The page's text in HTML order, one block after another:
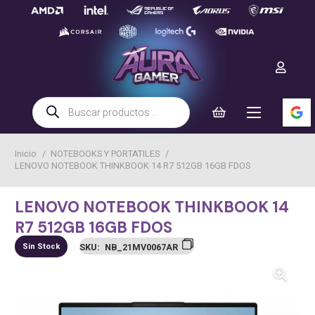
Búsqueda
de
productos
Inicio / NOTEBOOKS Y PORTATILES /
LENOVO NOTEBOOK THINKBOOK 14 R7 512GB 16GB FDOS
LENOVO NOTEBOOK THINKBOOK 14
R7 512GB 16GB FDOS
Sin Stock SKU: NB_21MV0067AR